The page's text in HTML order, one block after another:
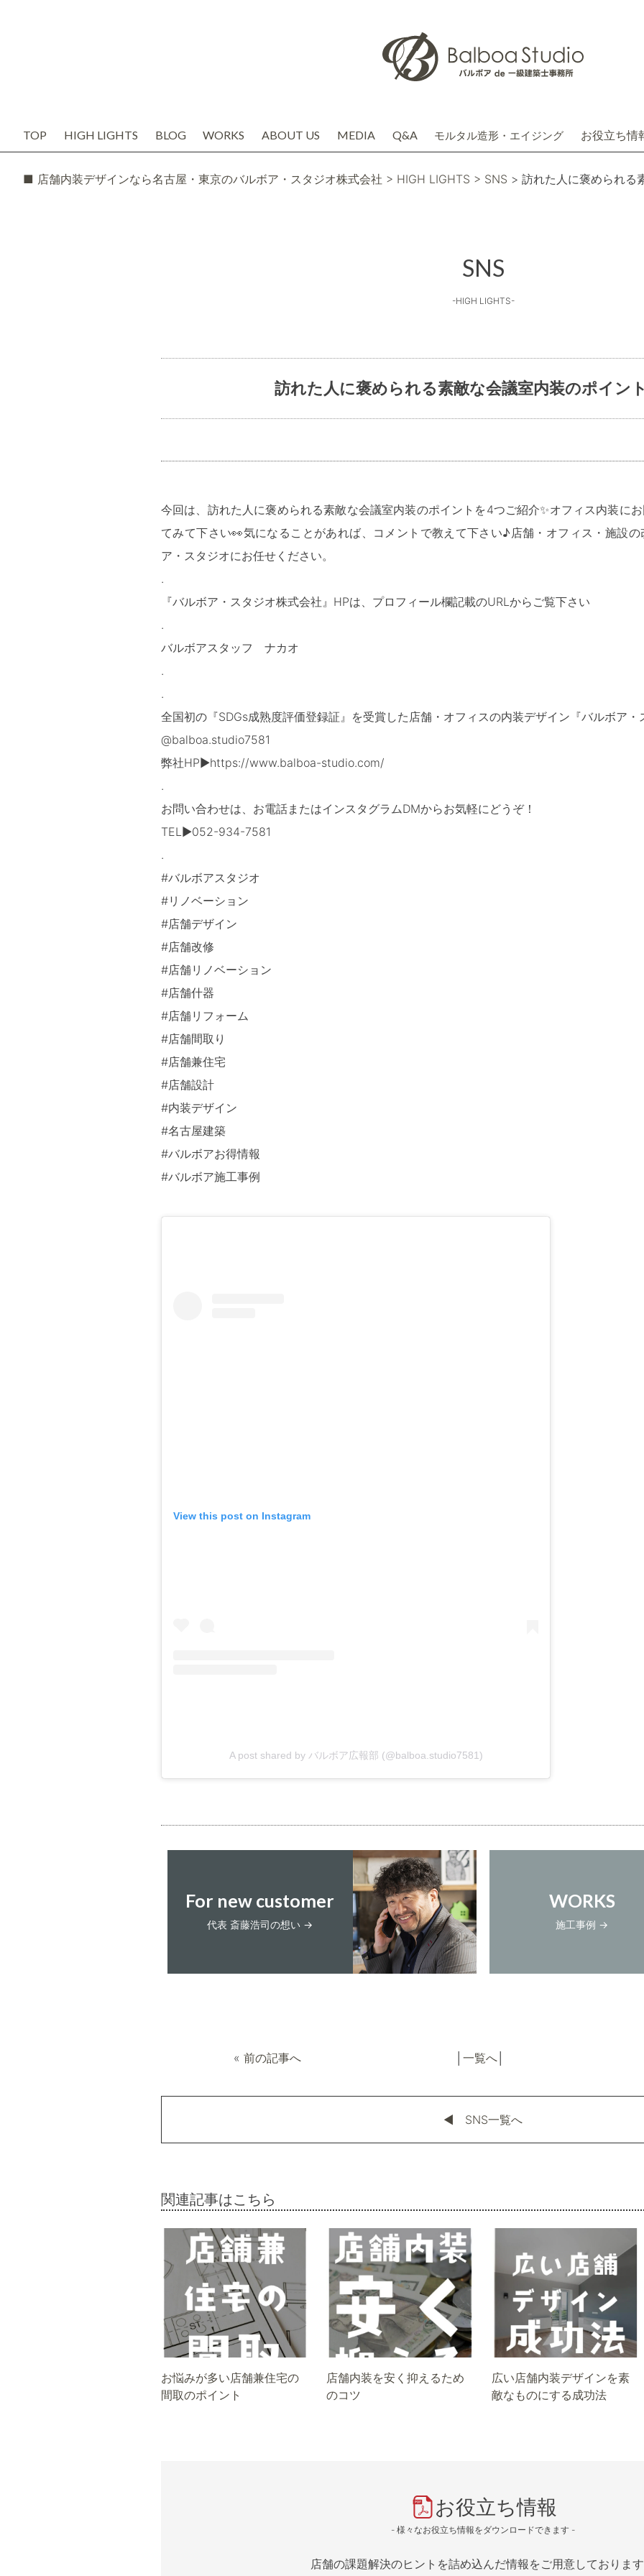
TOP HIGH LIGHTS BLOG WORKS ABOUT US MEDIA Q&A モルタル造形・エイジング お役立ち情
■ 店舗内装デザインなら名古屋・東京のバルボア・スタジオ株式会社 > HIGH LIGHTS > SNS > 訪れた人に褒められる
SNS
-HIGH LIGHTS-
訪れた人に褒められる素敵な会議室内装のポイン
今回は、訪れた人に褒められる素敵な会議室内装のポイントを4つご紹介✨オフィス内装に
てみて下さい👀気になることがあれば、コメントで教えて下さい♪店舗・オフィス・施設
ア・スタジオにお任せください。
.
『バルボア・スタジオ株式会社』HPは、プロフィール欄記載のURLからご覧下さい
.
バルボアスタッフ ナカオ
.
.
全国初の『SDGs成熟度評価登録証』を受賞した店舗・オフィスの内装デザイン『バルボア
@balboa.studio7581
弊社HP▶https://www.balboa-studio.com/
.
お問い合わせは、お電話またはインスタグラムDMからお気軽にどうぞ！
TEL▶052-934-7581
.
#バルボアスタジオ
#リノベーション
#店舗デザイン
#店舗改修
#店舗リノベーション
#店舗什器
#店舗リフォーム
#店舗間取り
#店舗兼住宅
#店舗設計
#内装デザイン
#名古屋建築
#バルボアお得情報
#バルボア施工事例
View this post on Instagram
A post shared by バルボア広報部 (@balboa.studio7581)
For new customer
代表 斎藤浩司の想い →
WORKS
施工事例 →
« 前の記事へ 一覧へ│
◀︎ SNS一覧へ
関連記事はこちら
お悩みが多い店舗兼住宅の
間取のポイント
店舗内装を安く抑えるため
のコツ
広い店舗内装デザインを素
敵なものにする成功法
お役立ち情報
- 様々なお役立ち情報をダウンロードできます -
店舗の課題解決のヒントを詰め込んだ情報をご用意しております